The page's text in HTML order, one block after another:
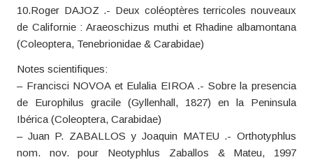
10.Roger DAJOZ .- Deux coléoptères terricoles nouveaux
de Californie : Araeoschizus muthi et Rhadine albamontana
(Coleoptera, Tenebrionidae & Carabidae)
Notes scientifiques:
– Francisci NOVOA et Eulalia EIROA .- Sobre la presencia
de Europhilus gracile (Gyllenhall, 1827) en la Peninsula
Ibérica (Coleoptera, Carabidae)
– Juan P. ZABALLOS y Joaquin MATEU .- Orthotyphlus
nom. nov. pour Neotyphlus Zaballos & Mateu, 1997